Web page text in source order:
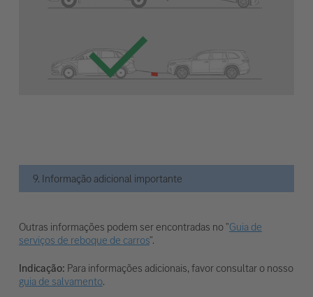
9. Informação adicional importante
Outras informações podem ser encontradas no "Guia de
serviços de reboque de carros".
Indicação: Para informações adicionais, favor consultar o nosso
guia de salvamento.